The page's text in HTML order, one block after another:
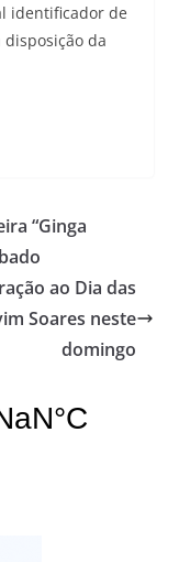
identificador de
da
“Ginga
ao Dia das
Soares neste
domingo